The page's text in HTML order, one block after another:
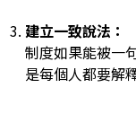
建立一致說法：
制度如果能被一
是每個人都要解